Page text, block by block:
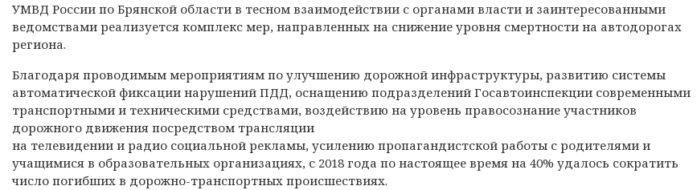
УМВД России по Брянской области в тесном взаимодействии с органами власти и заинтересованными
ведомствами реализуется комплекс мер, направленных на снижение уровня смертности на автодорогах
региона.
Благодаря проводимым мероприятиям по улучшению дорожной инфраструктуры, развитию системы
автоматической фиксации нарушений ПДД, оснащению подразделений Госавтоинспекции современными
транспортными и техническими средствами, воздействию на уровень правосознание участников
дорожного движения посредством трансляции
на телевидении и радио социальной рекламы, усилению пропагандистской работы с родителями и
учащимися в образовательных организациях, с 2018 года по настоящее время на 40% удалось сократить
число погибших в дорожно-транспортных происшествиях.